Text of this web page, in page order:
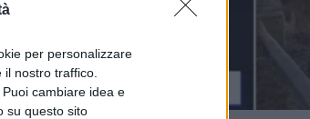
per personalizzare
nostro traffico.
cambiare idea e
su questo sito